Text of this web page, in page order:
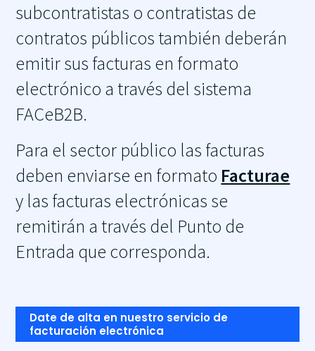
subcontratistas o contratistas de
contratos públicos también deberán
emitir sus facturas en formato
electrónico a través del sistema
FACeB2B.
Para el sector público las facturas
deben enviarse en formato Facturae
y las facturas electrónicas se
remitirán a través del Punto de
Entrada que corresponda.
Date de alta en nuestro servicio de
facturación electrónica